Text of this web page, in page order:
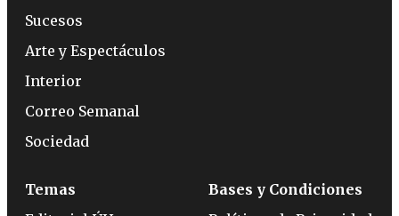
Sucesos
Arte y Espectáculos
Interior
Correo Semanal
Sociedad
Temas
Bases y Condiciones